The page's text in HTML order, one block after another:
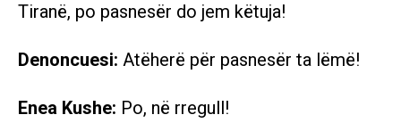
Tiranë, po pasnesër do jem këtuja!
Denoncuesi: Atëherë për pasnesër ta lëmë!
Enea Kushe: Po, në rregull!